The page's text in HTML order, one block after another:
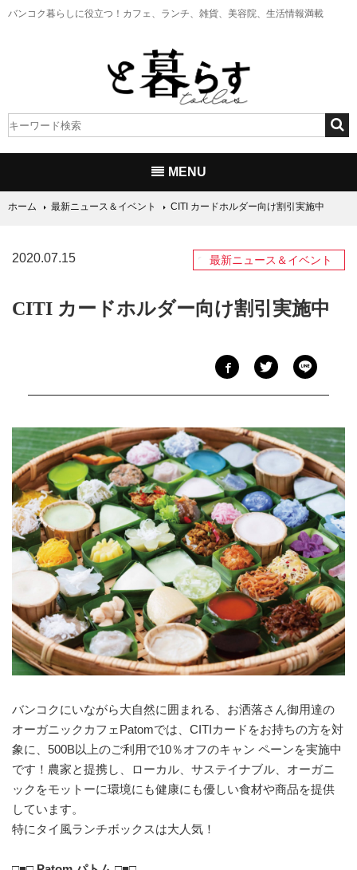
バンコク暮らしに役立つ！ カフェ、ランチ、雑貨、美容院、生活情報満載
MENU
ホーム 最新ニュース＆イベント CITI カードホルダー向け割引実施中
2020.07.15 最新ニュース＆イベント
CITI カードホルダー向け割引実施中
バンコクにいながら大自然に囲まれる、お洒落さん御用達の
オーガニックカフェPatomでは、CITIカードをお持ちの方を対
象に、500B以上のご利用で10％オフのキャン ペーンを実施中
です！農家と提携し、ローカル、サステイナブル、オーガニ
ックをモットーに環境にも健康にも優しい食材や商品を提供
しています。
特にタイ風ランチボックスは大人気！